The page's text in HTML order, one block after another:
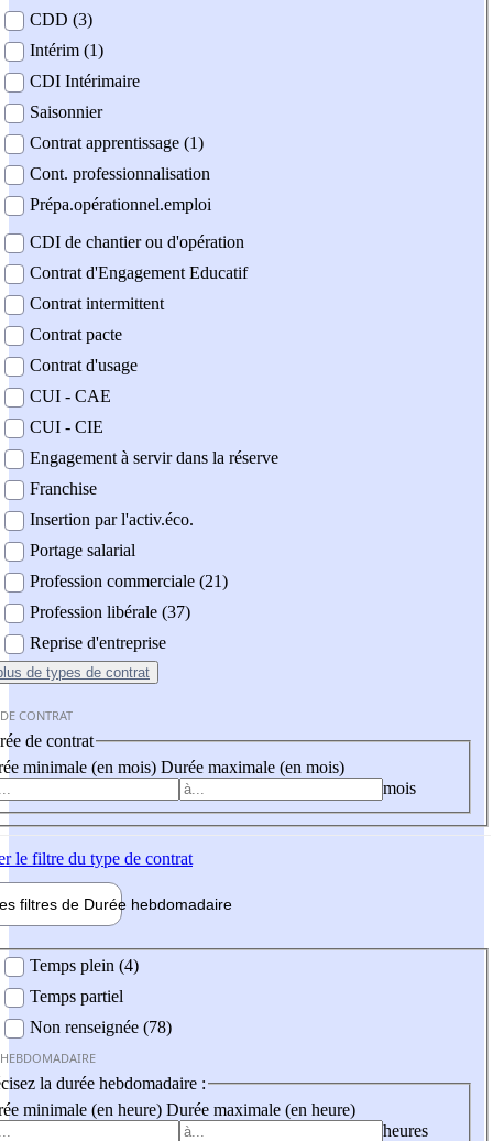
CDD (3)
Intérim (1)
CDI Intérimaire
Saisonnier
Contrat apprentissage (1)
Cont. professionnalisation
Prépa.opérationnel.emploi
CDI de chantier ou d'opération
Contrat d'Engagement Educatif
Contrat intermittent
Contrat pacte
Contrat d'usage
CUI - CAE
CUI - CIE
Engagement à servir dans la réserve
Franchise
Insertion par l'activ.éco.
Portage salarial
Profession commerciale (21)
Profession libérale (37)
Reprise d'entreprise
de types de contrat
CONTRAT
de contrat
minimale (en mois) Durée maximale (en mois)
mois
le filtre du type de contrat
filtres de Durée hebdomadaire
Temps plein (4)
Temps partiel
Non renseignée (78)
la durée hebdomadaire :
minimale (en heure) Durée maximale (en heure)
heures